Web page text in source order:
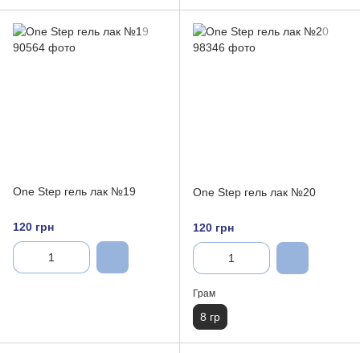
One Step гель лак №19
120 грн
One Step гель лак №20
120 грн
Грам
8 гр